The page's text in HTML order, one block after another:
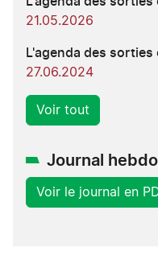
21.05.2026
L'agenda des sorties
27.06.2024
Voir tout
Journal
Voir le journal en